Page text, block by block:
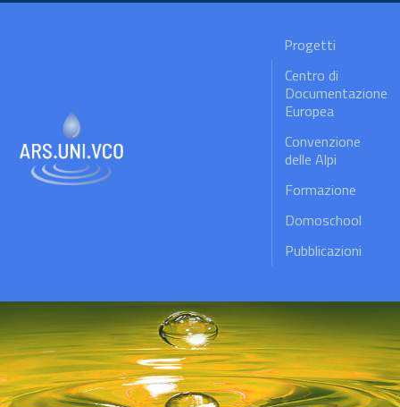
Progetti
Centro di
Documentazione
Europea
Convenzione
delle Alpi
Formazione
Domoschool
Pubblicazioni